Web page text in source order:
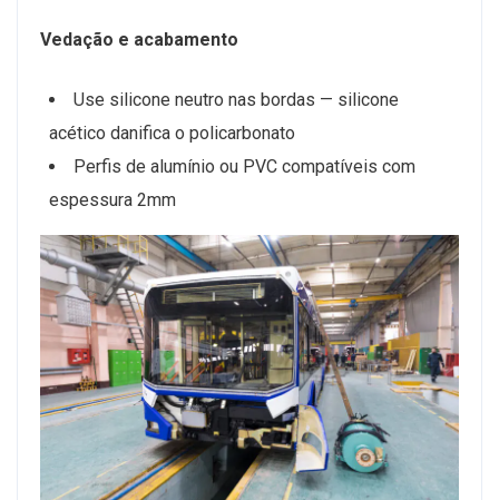
Vedação e acabamento
Use silicone neutro nas bordas — silicone
acético danifica o policarbonato
Perfis de alumínio ou PVC compatíveis com
espessura 2mm